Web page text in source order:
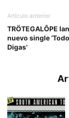
Artículo anterior
TRÖTEGALÔPE
nuevo single
Digas’